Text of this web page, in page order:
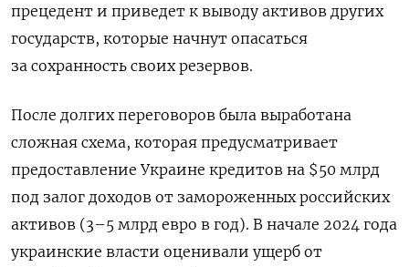
прецедент и приведет к выводу активов других
государств, которые начнут опасаться
за сохранность своих резервов.
После долгих переговоров была выработана
сложная схема, которая предусматривает
предоставление Украине кредитов на $50 млрд
под залог доходов от замороженных российских
активов (3–5 млрд евро в год). В начале 2024 года
украинские власти оценивали ущерб от